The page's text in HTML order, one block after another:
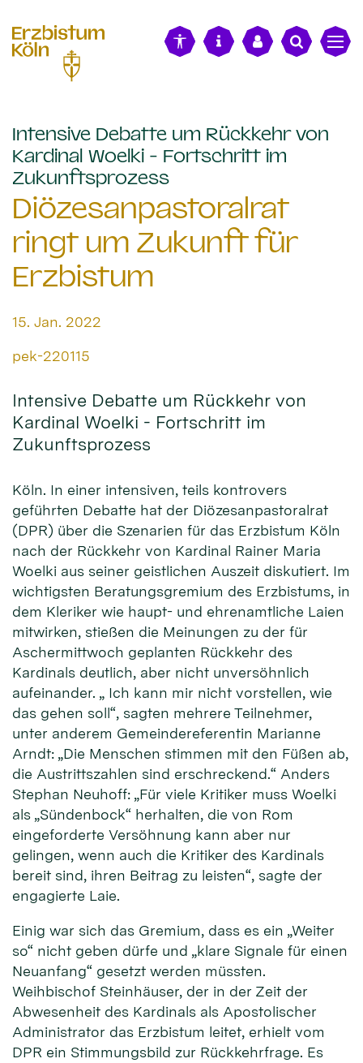
Intensive Debatte um Rückkehr von
Kardinal Woelki - Fortschritt im
Zukunftsprozess:
Diözesanpastoralrat
ringt um Zukunft für
Erzbistum
Datum:
15. Jan. 2022
Von:
pek-220115
Intensive Debatte um Rückkehr von
Kardinal Woelki - Fortschritt im
Zukunftsprozess
Köln. In einer intensiven, teils kontrovers
geführten Debatte hat der Diözesanpastoralrat
(DPR) über die Szenarien für das Erzbistum Köln
nach der Rückkehr von Kardinal Rainer Maria
Woelki aus seiner geistlichen Auszeit diskutiert. Im
wichtigsten Beratungsgremium des Erzbistums, in
dem Kleriker wie haupt- und ehrenamtliche Laien
mitwirken, stießen die Meinungen zu der für
Aschermittwoch geplanten Rückkehr des
Kardinals deutlich, aber nicht unversöhnlich
aufeinander. „ Ich kann mir nicht vorstellen, wie
das gehen soll“, sagten mehrere Teilnehmer,
unter anderem Gemeindereferentin Marianne
Arndt: „Die Menschen stimmen mit den Füßen ab,
die Austrittszahlen sind erschreckend.“ Anders
Stephan Neuhoff: „Für viele Kritiker muss Woelki
als „Sündenbock“ herhalten, die von Rom
eingeforderte Versöhnung kann aber nur
gelingen, wenn auch die Kritiker des Kardinals
bereit sind, ihren Beitrag zu leisten“, sagte der
engagierte Laie.
Einig war sich das Gremium, dass es ein „Weiter
so“ nicht geben dürfe und „klare Signale für einen
Neuanfang“ gesetzt werden müssten.
Weihbischof Steinhäuser, der in der Zeit der
Abwesenheit des Kardinals als Apostolischer
Administrator das Erzbistum leitet, erhielt vom
DPR ein Stimmungsbild zur Rückkehrfrage. Es